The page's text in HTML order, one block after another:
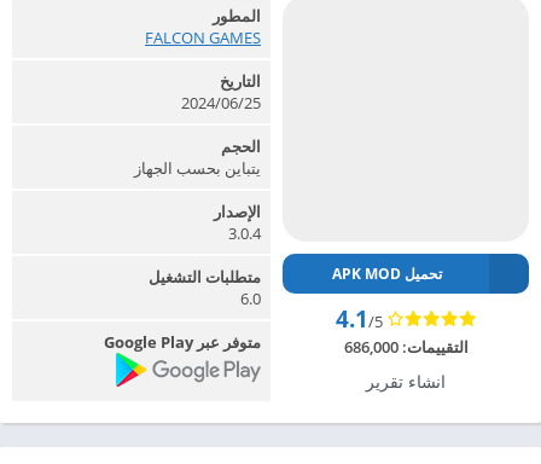
تحميل APK MOD
4.1/5
التقييمات:686,000
انشاء تقرير
المطور
FALCON GAMES‏
التاريخ
2024/06/25
الحجم
يتباين بحسب الجهاز
الإصدار
3.0.4
متطلبات التشغيل
6.0
متوفر عبر Google Play